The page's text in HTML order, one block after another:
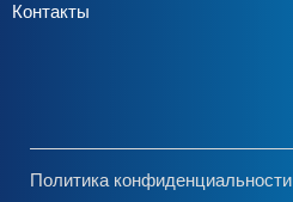
Контакты
Политика конфиденциальности